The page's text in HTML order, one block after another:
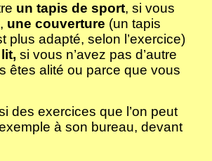
un tapis de sport, si vous
une couverture (un tapis
plus adapté, selon l’exercice)
si vous n’avez pas d’autre
êtes alité ou parce que vous
des exercices que l’on peut
à son bureau, devant